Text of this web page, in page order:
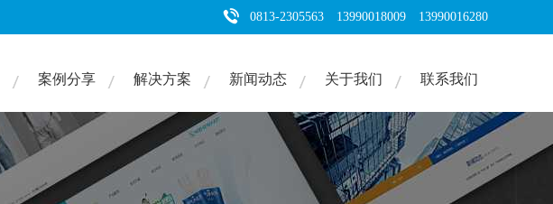
0813-2305563 13990018009 13990016280
案例分享 解决方案 新闻动态 关于我们 联系我们